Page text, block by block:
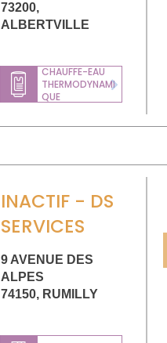
73200,
ALBERTVILLE
CHAUFFE-EAU
THERMODYNAMI
QUE
Next
INACTIF - DS
SERVICES
9 AVENUE DES
ALPES
74150, RUMILLY